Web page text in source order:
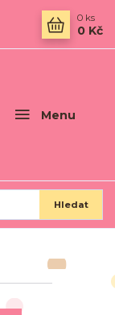
Menu
Hledat
0 ks
0 Kč